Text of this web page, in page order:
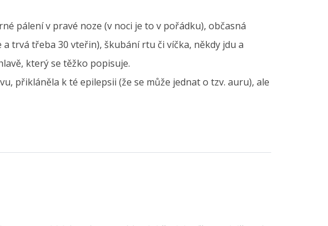
pálení v pravé noze (v noci je to v pořádku), občasná
trvá třeba 30 vteřin), škubání rtu či víčka, někdy jdu a
který se těžko popisuje.
přikláněla k té epilepsii (že se může jednat o tzv. auru), ale